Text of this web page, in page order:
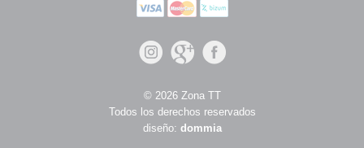
© 2026 Zona TT
Todos los derechos reservados
diseño: dommia